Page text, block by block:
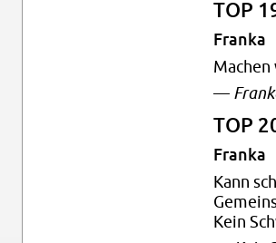
TOP
Fran­ka
Ma­chen
—
TOP
Fran­ka
Kann
Kein